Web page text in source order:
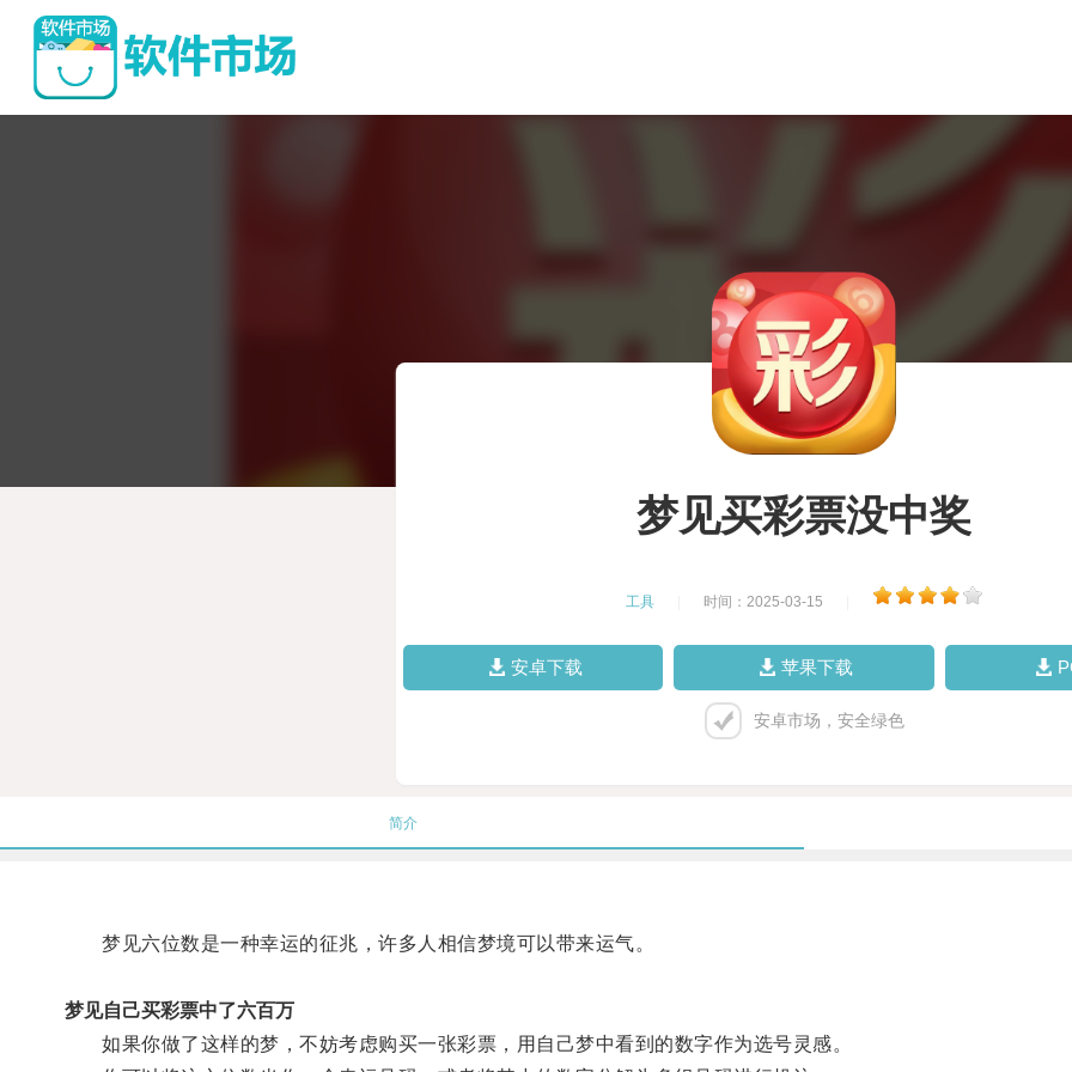
梦见买彩票没中奖
工具 时间：2025-03-15
安卓下载 苹果下载
安卓市场，安全绿色
简介
梦见六位数是一种幸运的征兆，许多人相信梦境可以带来运气。
梦见自己买彩票中了六百万
如果你做了这样的梦，不妨考虑购买一张彩票，用自己梦中看到的数字作为选号灵感。